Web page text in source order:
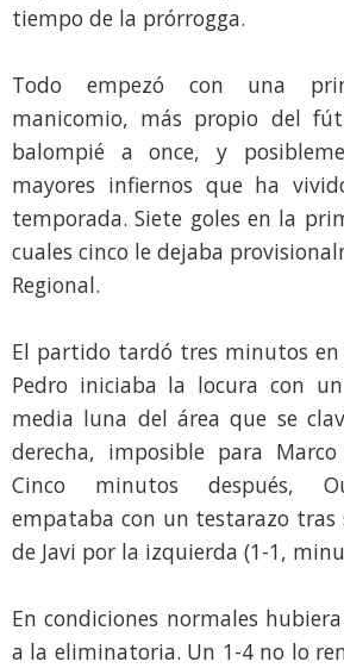
tiempo de la prórrogga.
Todo empezó con una
manicomio, más propio del
balompié a once, y
mayores infiernos que ha
temporada. Siete goles en la
cuales cinco le dejaba
Regional.
El partido tardó tres minutos
Pedro iniciaba la locura con
media luna del área que se
derecha, imposible para
Cinco minutos después,
empataba con un testarazo tras
de Javi por la izquierda (1-1,
En condiciones normales
a la eliminatoria. Un 1-4 no lo